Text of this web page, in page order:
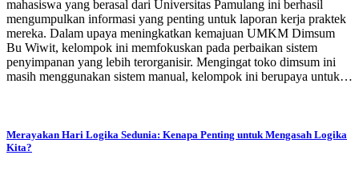
mahasiswa yang berasal dari Universitas Pamulang ini berhasil
mengumpulkan informasi yang penting untuk laporan kerja praktek
mereka. Dalam upaya meningkatkan kemajuan UMKM Dimsum
Bu Wiwit, kelompok ini memfokuskan pada perbaikan sistem
penyimpanan yang lebih terorganisir. Mengingat toko dimsum ini
masih menggunakan sistem manual, kelompok ini berupaya untuk…
Merayakan Hari Logika Sedunia: Kenapa Penting untuk Mengasah Logika
Kita?